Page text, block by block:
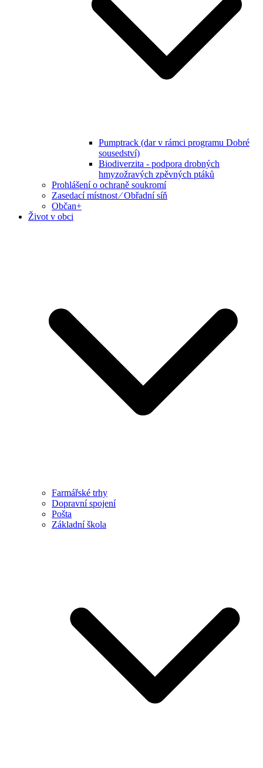
Pumptrack (dar v rámci programu Dobré
sousedství)
Biodiverzita - podpora drobných
hmyzožravých zpěvných ptáků
Prohlášení o ochraně soukromí
Zasedací místnost ⁄ Obřadní síň
Občan+
Život v obci
Farmářské trhy
Dopravní spojení
Pošta
Základní škola